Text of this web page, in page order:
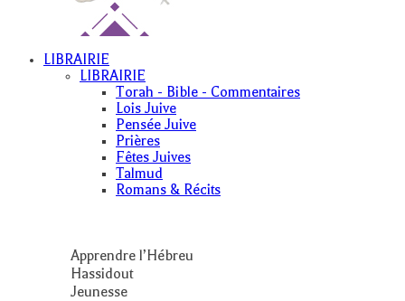
LIBRAIRIE
LIBRAIRIE
Torah - Bible - Commentaires
Lois Juive
Pensée Juive
Prières
Fêtes Juives
Talmud
Romans & Récits
Apprendre l’Hébreu
Hassidout
Jeunesse